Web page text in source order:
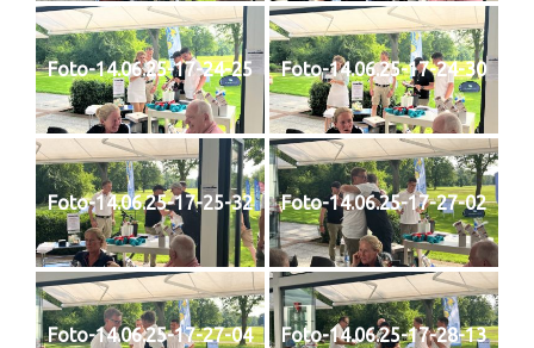
Foto-14.06.25-17-24-25 Foto-14.06.25-17-24-30
Foto-14.06.25-17-25-32 Foto-14.06.25-17-27-02
Foto-14.06.25-17-27-04 Foto-14.06.25-17-28-13